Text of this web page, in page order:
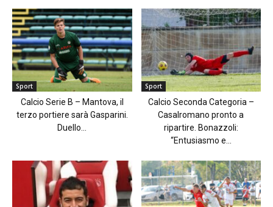
Sport
Calcio Serie B – Mantova, il
terzo portiere sarà Gasparini.
Duello...
Sport
Calcio Seconda Categoria –
Casalromano pronto a
ripartire. Bonazzoli:
“Entusiasmo e...